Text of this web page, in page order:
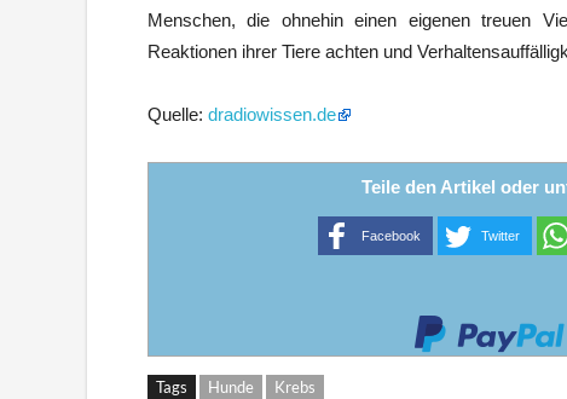
Menschen, die ohnehin einen eigenen treuen
Reaktionen ihrer Tiere achten und
Quelle: dradiowissen.de
Teile den Artikel oder
Facebook Twitter
Tags Hunde Krebs